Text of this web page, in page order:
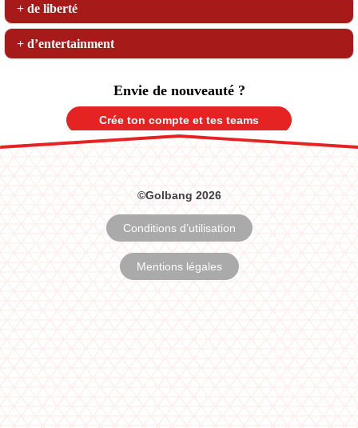
+ de liberté
+ d’entertainment
Envie de nouveauté ?
Crée ton compte et tes teams
©Golbang 2026
Conditions d’utilisation
Mentions légales